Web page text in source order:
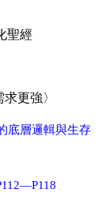
聖經
求更強〉
底層邏輯與生存